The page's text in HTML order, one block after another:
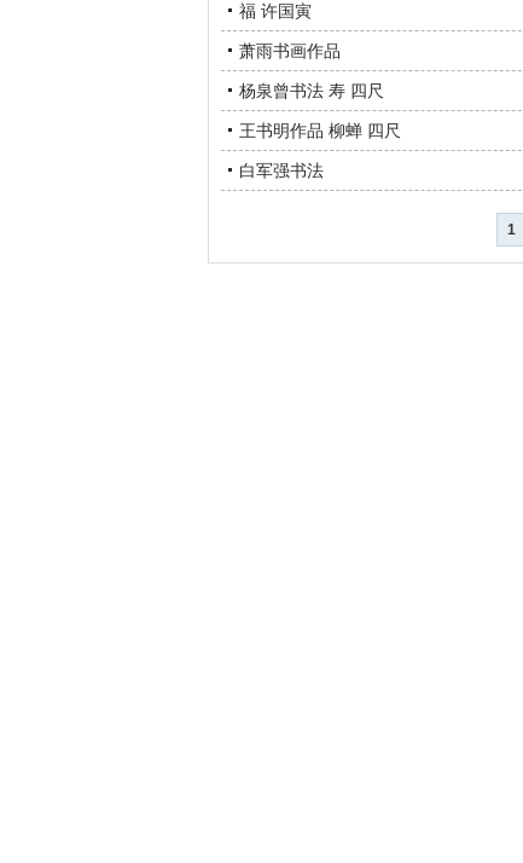
福 许国寅
萧雨书画作品
杨泉曾书法 寿 四尺
王书明作品 柳蝉 四尺
白军强书法
1